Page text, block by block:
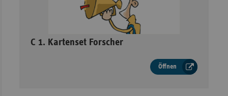
–
C 1. Kartenset Forscher
Öffnen